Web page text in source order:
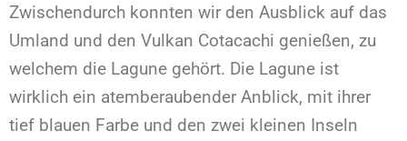
Zwischendurch konnten wir den Ausblick auf das
Umland und den Vulkan Cotacachi genießen, zu
welchem die Lagune gehört. Die Lagune ist
wirklich ein atemberaubender Anblick, mit ihrer
tief blauen Farbe und den zwei kleinen Inseln